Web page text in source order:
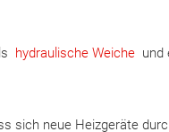
hydraulische Weiche und
sich neue Heizgeräte